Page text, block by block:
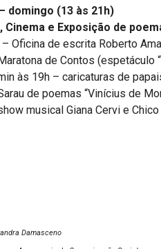
domingo (13 às 21h)
Cinema e Exposição de
– Oficina de escrita Roberto
de Contos (espetáculo
às 19h – caricaturas de
de poemas “Vinícius de
musical Giana Cervi e
Damasceno